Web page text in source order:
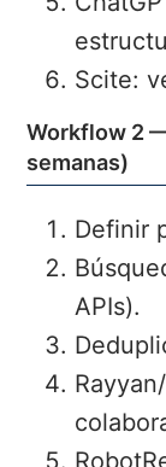
Scite:
Workflow 2
semanas)
Definir
APIs).